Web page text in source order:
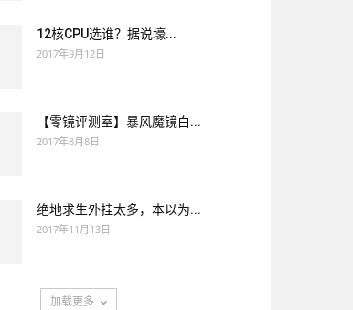
12核CPU选谁？据说壕...
2017年9月12日
【零镜评测室】暴风魔镜白...
2017年8月8日
绝地求生外挂太多，本以为...
2017年11月13日
加载更多